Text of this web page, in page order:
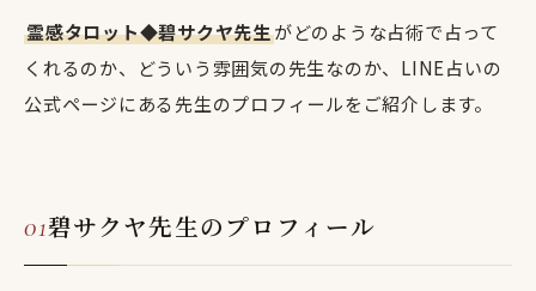
霊感タロット◆碧サクヤ先生がどのような占術で占って
くれるのか、どういう雰囲気の先生なのか、LINE占いの
公式ページにある先生のプロフィールをご紹介します。
碧サクヤ先生のプロフィール